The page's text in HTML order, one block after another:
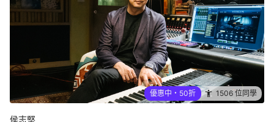
優惠中・50折 1506 位同學
侯志堅